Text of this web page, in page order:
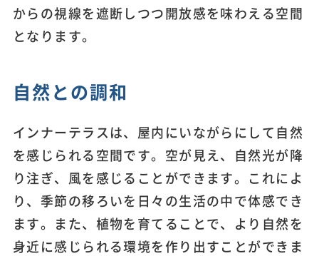
からの視線を遮断しつつ開放感を味わえる空間
となります。
自然との調和
インナーテラスは、屋内にいながらにして自然
を感じられる空間です。空が見え、自然光が降
り注ぎ、風を感じることができます。これによ
り、季節の移ろいを日々の生活の中で体感でき
ます。また、植物を育てることで、より自然を
身近に感じられる環境を作り出すことができま